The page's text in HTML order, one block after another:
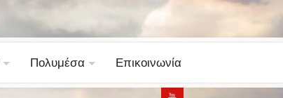
Πολυμέσα Επικοινωνία